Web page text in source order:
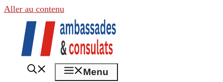
Aller au contenu
Menu